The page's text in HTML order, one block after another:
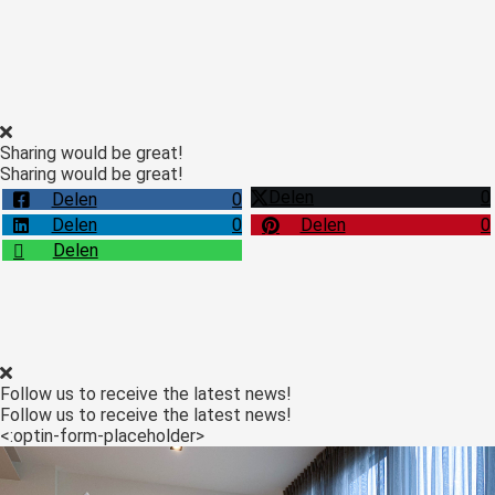
Sharing would be great!
Sharing would be great!
Delen
0 Delen
0
Delen
0 Delen
0
Delen
Follow us to receive the latest news!
Follow us to receive the latest news!
<:optin-form-placeholder>
over
van
om
te
Ze
gebruikt